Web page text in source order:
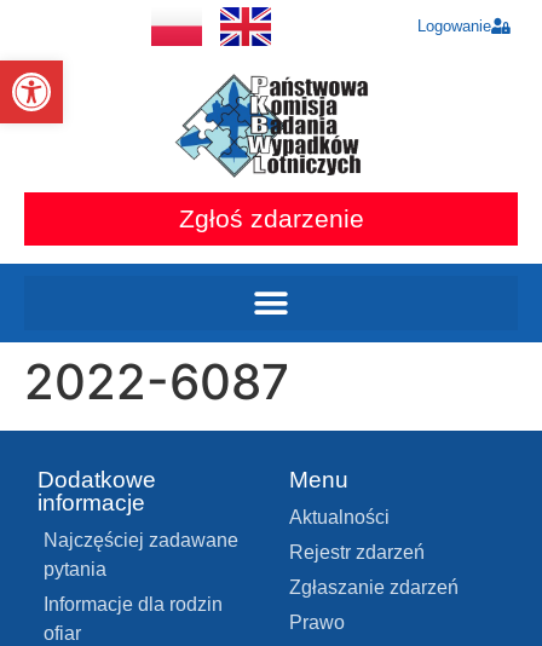
Otwórz pasek narzędzi
Logowanie
Zgłoś zdarzenie
2022-6087
Dodatkowe
informacje
Najczęściej zadawane
pytania
Informacje dla rodzin
ofiar
Menu
Aktualności
Rejestr zdarzeń
Zgłaszanie zdarzeń
Prawo